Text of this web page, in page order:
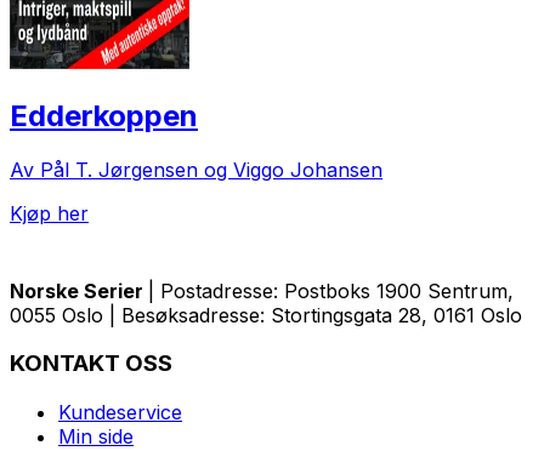
Edderkoppen
Av Pål T. Jørgensen og Viggo Johansen
Kjøp her
Norske Serier
| Postadresse: Postboks 1900 Sentrum,
0055 Oslo | Besøksadresse: Stortingsgata 28, 0161 Oslo
KONTAKT OSS
Kundeservice
Min side